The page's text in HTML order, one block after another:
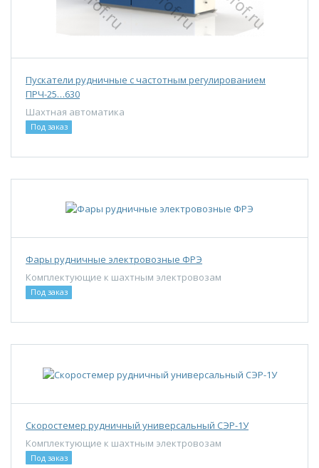
Пускатели рудничные с частотным регулированием
ПРЧ-25…630
Шахтная автоматика
Под заказ
Фары рудничные электровозные ФРЭ
Комплектующие к шахтным электровозам
Под заказ
Скоростемер рудничный универсальный СЭР-1У
Комплектующие к шахтным электровозам
Под заказ